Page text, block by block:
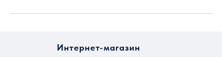
Интернет-магазин